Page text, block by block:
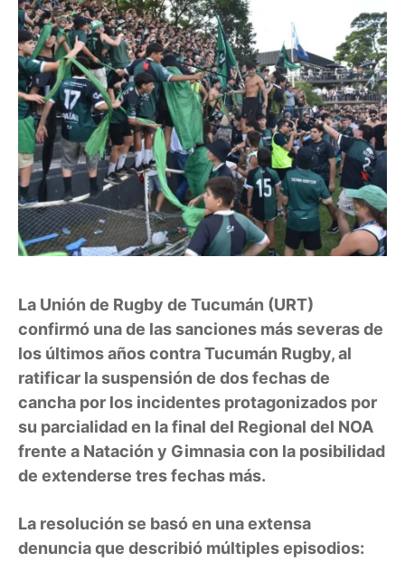
La Unión de Rugby de Tucumán (URT)
confirmó una de las sanciones más severas de
los últimos años contra Tucumán Rugby, al
ratificar la suspensión de dos fechas de
cancha por los incidentes protagonizados por
su parcialidad en la final del Regional del NOA
frente a Natación y Gimnasia con la posibilidad
de extenderse tres fechas más.
La resolución se basó en una extensa
denuncia que describió múltiples episodios: